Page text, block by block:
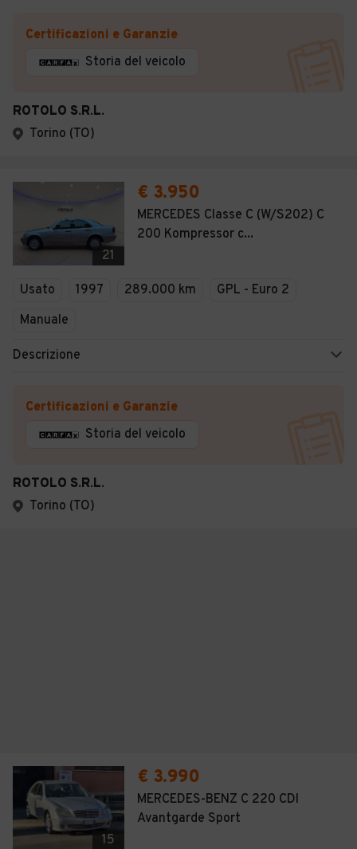
Certificazioni e Garanzie
Storia del veicolo
ROTOLO S.R.L.
Torino (TO)
21
€ 3.950
MERCEDES Classe C (W/S202) C
200 Kompressor c...
Usato 1997 289.000 km
GPL - Euro 2
Manuale
Descrizione
Certificazioni e Garanzie
Storia del veicolo
ROTOLO S.R.L.
Torino (TO)
15
€ 3.990
MERCEDES-BENZ C 220 CDI
Avantgarde Sport